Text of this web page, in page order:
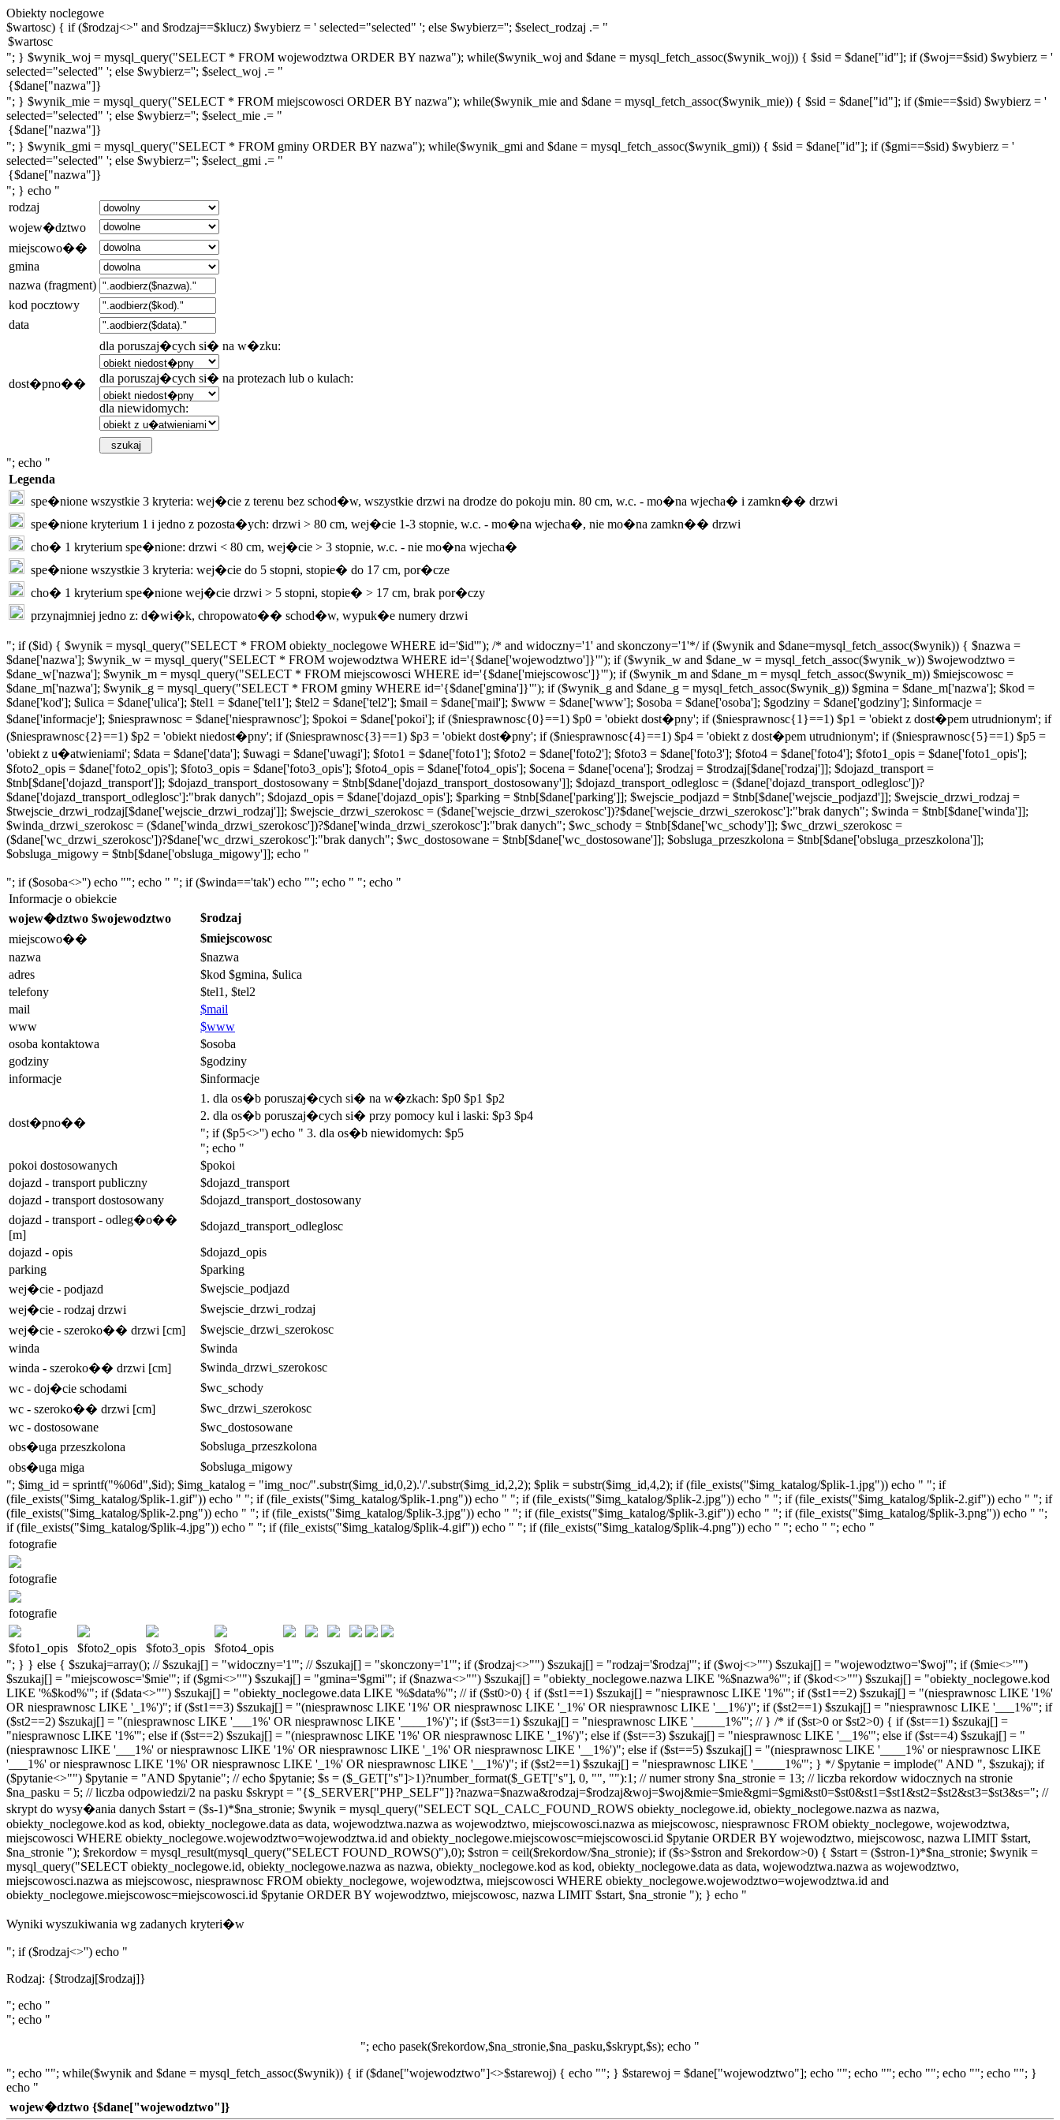
Obiekty noclegowe
$wartosc) { if ($rodzaj<>'' and $rodzaj==$klucz) $wybierz = ' selected="selected" '; else $wybierz=''; $select_rodzaj .= "
"; } $wynik_woj = mysql_query("SELECT * FROM wojewodztwa ORDER BY nazwa"); while($wynik_woj and $dane = mysql_fetch_assoc($wynik_woj)) { $sid = $dane["id"]; if ($woj==$sid) $wybierz = '
selected="selected" '; else $wybierz=''; $select_woj .= "
"; } $wynik_mie = mysql_query("SELECT * FROM miejscowosci ORDER BY nazwa"); while($wynik_mie and $dane = mysql_fetch_assoc($wynik_mie)) { $sid = $dane["id"]; if ($mie==$sid) $wybierz = '
selected="selected" '; else $wybierz=''; $select_mie .= "
"; } $wynik_gmi = mysql_query("SELECT * FROM gminy ORDER BY nazwa"); while($wynik_gmi and $dane = mysql_fetch_assoc($wynik_gmi)) { $sid = $dane["id"]; if ($gmi==$sid) $wybierz = '
selected="selected" '; else $wybierz=''; $select_gmi .= "
"; } echo "
rodzaj
wojew�dztwo
miejscowo��
gmina
nazwa (fragment)
kod pocztowy
data
dost�pno��
dla poruszaj�cych si� na w�zku:
dla poruszaj�cych si� na protezach lub o kulach:
dla niewidomych:
"; echo "
Legenda
spe�nione wszystkie 3 kryteria: wej�cie z terenu bez schod�w, wszystkie drzwi na drodze do pokoju min. 80 cm, w.c. - mo�na wjecha� i zamkn�� drzwi
spe�nione kryterium 1 i jedno z pozosta�ych: drzwi > 80 cm, wej�cie 1-3 stopnie, w.c. - mo�na wjecha�, nie mo�na zamkn�� drzwi
cho� 1 kryterium spe�nione: drzwi < 80 cm, wej�cie > 3 stopnie, w.c. - nie mo�na wjecha�
spe�nione wszystkie 3 kryteria: wej�cie do 5 stopni, stopie� do 17 cm, por�cze
cho� 1 kryterium spe�nione wej�cie drzwi > 5 stopni, stopie� > 17 cm, brak por�czy
przynajmniej jedno z: d�wi�k, chropowato�� schod�w, wypuk�e numery drzwi
"; if ($id) { $wynik = mysql_query("SELECT * FROM obiekty_noclegowe WHERE id='$id'"); /* and widoczny='1' and skonczony='1'*/ if ($wynik and $dane=mysql_fetch_assoc($wynik)) { $nazwa =
$dane['nazwa']; $wynik_w = mysql_query("SELECT * FROM wojewodztwa WHERE id='{$dane['wojewodztwo']}'"); if ($wynik_w and $dane_w = mysql_fetch_assoc($wynik_w)) $wojewodztwo =
$dane_w['nazwa']; $wynik_m = mysql_query("SELECT * FROM miejscowosci WHERE id='{$dane['miejscowosc']}'"); if ($wynik_m and $dane_m = mysql_fetch_assoc($wynik_m)) $miejscowosc =
$dane_m['nazwa']; $wynik_g = mysql_query("SELECT * FROM gminy WHERE id='{$dane['gmina']}'"); if ($wynik_g and $dane_g = mysql_fetch_assoc($wynik_g)) $gmina = $dane_m['nazwa']; $kod =
$dane['kod']; $ulica = $dane['ulica']; $tel1 = $dane['tel1']; $tel2 = $dane['tel2']; $mail = $dane['mail']; $www = $dane['www']; $osoba = $dane['osoba']; $godziny = $dane['godziny']; $informacje =
$dane['informacje']; $niesprawnosc = $dane['niesprawnosc']; $pokoi = $dane['pokoi']; if ($niesprawnosc{0}==1) $p0 = 'obiekt dost�pny'; if ($niesprawnosc{1}==1) $p1 = 'obiekt z dost�pem utrudnionym'; if
($niesprawnosc{2}==1) $p2 = 'obiekt niedost�pny'; if ($niesprawnosc{3}==1) $p3 = 'obiekt dost�pny'; if ($niesprawnosc{4}==1) $p4 = 'obiekt z dost�pem utrudnionym'; if ($niesprawnosc{5}==1) $p5 =
'obiekt z u�atwieniami'; $data = $dane['data']; $uwagi = $dane['uwagi']; $foto1 = $dane['foto1']; $foto2 = $dane['foto2']; $foto3 = $dane['foto3']; $foto4 = $dane['foto4']; $foto1_opis = $dane['foto1_opis'];
$foto2_opis = $dane['foto2_opis']; $foto3_opis = $dane['foto3_opis']; $foto4_opis = $dane['foto4_opis']; $ocena = $dane['ocena']; $rodzaj = $trodzaj[$dane['rodzaj']]; $dojazd_transport =
$tnb[$dane['dojazd_transport']]; $dojazd_transport_dostosowany = $tnb[$dane['dojazd_transport_dostosowany']]; $dojazd_transport_odleglosc = ($dane['dojazd_transport_odleglosc'])?
$dane['dojazd_transport_odleglosc']:"brak danych"; $dojazd_opis = $dane['dojazd_opis']; $parking = $tnb[$dane['parking']]; $wejscie_podjazd = $tnb[$dane['wejscie_podjazd']]; $wejscie_drzwi_rodzaj =
$twejscie_drzwi_rodzaj[$dane['wejscie_drzwi_rodzaj']]; $wejscie_drzwi_szerokosc = ($dane['wejscie_drzwi_szerokosc'])?$dane['wejscie_drzwi_szerokosc']:"brak danych"; $winda = $tnb[$dane['winda']];
$winda_drzwi_szerokosc = ($dane['winda_drzwi_szerokosc'])?$dane['winda_drzwi_szerokosc']:"brak danych"; $wc_schody = $tnb[$dane['wc_schody']]; $wc_drzwi_szerokosc =
($dane['wc_drzwi_szerokosc'])?$dane['wc_drzwi_szerokosc']:"brak danych"; $wc_dostosowane = $tnb[$dane['wc_dostosowane']]; $obsluga_przeszkolona = $tnb[$dane['obsluga_przeszkolona']];
$obsluga_migowy = $tnb[$dane['obsluga_migowy']]; echo "
"; if ($osoba<>'') echo ""; echo " "; if ($winda=='tak') echo ""; echo " "; echo "
Informacje o obiekcie
wojew�dztwo $wojewodztwo
$rodzaj
miejscowo��
$miejscowosc
nazwa
$nazwa
adres
$kod $gmina, $ulica
telefony
$tel1, $tel2
mail
$mail
www
$www
osoba kontaktowa
$osoba
godziny
$godziny
informacje
$informacje
dost�pno��
1. dla os�b poruszaj�cych si� na w�zkach: $p0 $p1 $p2
2. dla os�b poruszaj�cych si� przy pomocy kul i laski: $p3 $p4
"; if ($p5<>'') echo " 3. dla os�b niewidomych: $p5
"; echo "
pokoi dostosowanych
$pokoi
dojazd - transport publiczny
$dojazd_transport
dojazd - transport dostosowany
$dojazd_transport_dostosowany
dojazd - transport - odleg�o��
[m]
$dojazd_transport_odleglosc
dojazd - opis
$dojazd_opis
parking
$parking
wej�cie - podjazd
$wejscie_podjazd
wej�cie - rodzaj drzwi
$wejscie_drzwi_rodzaj
wej�cie - szeroko�� drzwi [cm]
$wejscie_drzwi_szerokosc
winda
$winda
winda - szeroko�� drzwi [cm]
$winda_drzwi_szerokosc
wc - doj�cie schodami
$wc_schody
wc - szeroko�� drzwi [cm]
$wc_drzwi_szerokosc
wc - dostosowane
$wc_dostosowane
obs�uga przeszkolona
$obsluga_przeszkolona
obs�uga miga
$obsluga_migowy
"; $img_id = sprintf("%06d",$id); $img_katalog = "img_noc/".substr($img_id,0,2).'/'.substr($img_id,2,2); $plik = substr($img_id,4,2); if (file_exists("$img_katalog/$plik-1.jpg")) echo " "; if
(file_exists("$img_katalog/$plik-1.gif")) echo " "; if (file_exists("$img_katalog/$plik-1.png")) echo " "; if (file_exists("$img_katalog/$plik-2.jpg")) echo " "; if (file_exists("$img_katalog/$plik-2.gif")) echo " "; if
(file_exists("$img_katalog/$plik-2.png")) echo " "; if (file_exists("$img_katalog/$plik-3.jpg")) echo " "; if (file_exists("$img_katalog/$plik-3.gif")) echo " "; if (file_exists("$img_katalog/$plik-3.png")) echo " ";
if (file_exists("$img_katalog/$plik-4.jpg")) echo " "; if (file_exists("$img_katalog/$plik-4.gif")) echo " "; if (file_exists("$img_katalog/$plik-4.png")) echo " "; echo " "; echo "
fotografie
fotografie
fotografie
$foto1_opis $foto2_opis $foto3_opis
$foto4_opis
"; } } else { $szukaj=array(); // $szukaj[] = "widoczny='1'"; // $szukaj[] = "skonczony='1'"; if ($rodzaj<>"") $szukaj[] = "rodzaj='$rodzaj'"; if ($woj<>"") $szukaj[] = "wojewodztwo='$woj'"; if ($mie<>"")
$szukaj[] = "miejscowosc='$mie'"; if ($gmi<>"") $szukaj[] = "gmina='$gmi'"; if ($nazwa<>"") $szukaj[] = "obiekty_noclegowe.nazwa LIKE '%$nazwa%'"; if ($kod<>"") $szukaj[] = "obiekty_noclegowe.kod
LIKE '%$kod%'"; if ($data<>"") $szukaj[] = "obiekty_noclegowe.data LIKE '%$data%'"; // if ($st0>0) { if ($st1==1) $szukaj[] = "niesprawnosc LIKE '1%'"; if ($st1==2) $szukaj[] = "(niesprawnosc LIKE '1%'
OR niesprawnosc LIKE '_1%')"; if ($st1==3) $szukaj[] = "(niesprawnosc LIKE '1%' OR niesprawnosc LIKE '_1%' OR niesprawnosc LIKE '__1%')"; if ($st2==1) $szukaj[] = "niesprawnosc LIKE '___1%'"; if
($st2==2) $szukaj[] = "(niesprawnosc LIKE '___1%' OR niesprawnosc LIKE '____1%')"; if ($st3==1) $szukaj[] = "niesprawnosc LIKE '_____1%'"; // } /* if ($st>0 or $st2>0) { if ($st==1) $szukaj[] =
"niesprawnosc LIKE '1%'"; else if ($st==2) $szukaj[] = "(niesprawnosc LIKE '1%' OR niesprawnosc LIKE '_1%')"; else if ($st==3) $szukaj[] = "niesprawnosc LIKE '__1%'"; else if ($st==4) $szukaj[] = "
(niesprawnosc LIKE '___1%' or niesprawnosc LIKE '1%' OR niesprawnosc LIKE '_1%' OR niesprawnosc LIKE '__1%')"; else if ($st==5) $szukaj[] = "(niesprawnosc LIKE '____1%' or niesprawnosc LIKE
'___1%' or niesprawnosc LIKE '1%' OR niesprawnosc LIKE '_1%' OR niesprawnosc LIKE '__1%')"; if ($st2==1) $szukaj[] = "niesprawnosc LIKE '_____1%'"; } */ $pytanie = implode(" AND ", $szukaj); if
($pytanie<>"") $pytanie = "AND $pytanie"; // echo $pytanie; $s = ($_GET["s"]>1)?number_format($_GET["s"], 0, "", ""):1; // numer strony $na_stronie = 13; // liczba rekordow widocznych na stronie
$na_pasku = 5; // liczba odpowiedzi/2 na pasku $skrypt = "{$_SERVER["PHP_SELF"]}?nazwa=$nazwa&rodzaj=$rodzaj&woj=$woj&mie=$mie&gmi=$gmi&st0=$st0&st1=$st1&st2=$st2&st3=$st3&s="; //
skrypt do wysy�ania danych $start = ($s-1)*$na_stronie; $wynik = mysql_query("SELECT SQL_CALC_FOUND_ROWS obiekty_noclegowe.id, obiekty_noclegowe.nazwa as nazwa,
obiekty_noclegowe.kod as kod, obiekty_noclegowe.data as data, wojewodztwa.nazwa as wojewodztwo, miejscowosci.nazwa as miejscowosc, niesprawnosc FROM obiekty_noclegowe, wojewodztwa,
miejscowosci WHERE obiekty_noclegowe.wojewodztwo=wojewodztwa.id and obiekty_noclegowe.miejscowosc=miejscowosci.id $pytanie ORDER BY wojewodztwo, miejscowosc, nazwa LIMIT $start,
$na_stronie "); $rekordow = mysql_result(mysql_query("SELECT FOUND_ROWS()"),0); $stron = ceil($rekordow/$na_stronie); if ($s>$stron and $rekordow>0) { $start = ($stron-1)*$na_stronie; $wynik =
mysql_query("SELECT obiekty_noclegowe.id, obiekty_noclegowe.nazwa as nazwa, obiekty_noclegowe.kod as kod, obiekty_noclegowe.data as data, wojewodztwa.nazwa as wojewodztwo,
miejscowosci.nazwa as miejscowosc, niesprawnosc FROM obiekty_noclegowe, wojewodztwa, miejscowosci WHERE obiekty_noclegowe.wojewodztwo=wojewodztwa.id and
obiekty_noclegowe.miejscowosc=miejscowosci.id $pytanie ORDER BY wojewodztwo, miejscowosc, nazwa LIMIT $start, $na_stronie "); } echo "
Wyniki wyszukiwania wg zadanych kryteri�w
"; if ($rodzaj<>'') echo "
Rodzaj: {$trodzaj[$rodzaj]}
"; echo "
"; echo "
"; echo pasek($rekordow,$na_stronie,$na_pasku,$skrypt,$s); echo "
"; echo ""; while($wynik and $dane = mysql_fetch_assoc($wynik)) { if ($dane["wojewodztwo"]<>$starewoj) { echo ""; } $starewoj = $dane["wojewodztwo"]; echo ""; echo ""; echo ""; echo ""; echo ""; }
echo "
wojew�dztwo {$dane["wojewodztwo"]}